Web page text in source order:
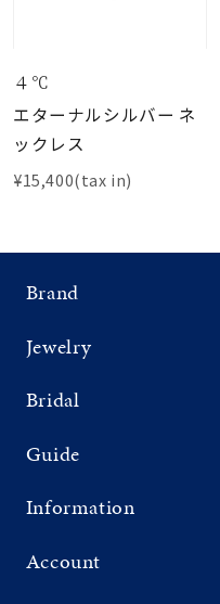
４℃
エターナルシルバー ネ
ックレス
¥15,400(tax in)
Brand
Jewelry
Bridal
Guide
Information
Account